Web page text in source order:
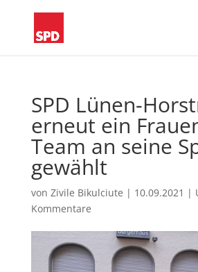
SPD Lünen-
erneut ein
Team an seine
gewählt
von Zivile Bikulciute | 10.09.2021 |
Kommentare